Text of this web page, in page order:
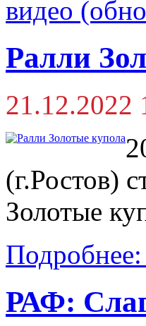
видео
Ралли
21.12.2022
(г.Ростов)
Золотые
РАФ: